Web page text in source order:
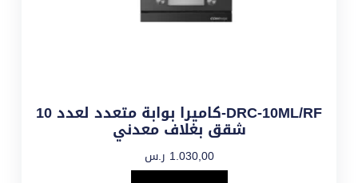
DRC-10ML/RF-كاميرا بوابة متعدد لعدد 10
شقق بغلاف معدني
1.030,00 ر.س